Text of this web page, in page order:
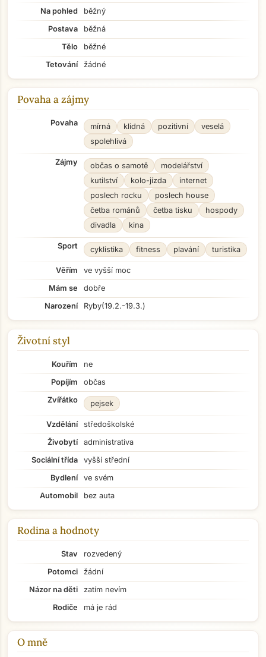
Přejít na hlavní obsah
Na pohled
běžný
Postava
běžná
Tělo
běžné
Tetování
žádné
Povaha a zájmy
Povaha mírná klidná pozitivní
veselá
spolehlivá
Zájmy občas o samotě
modelářství
kutilství
kolo-jízda
internet
poslech rocku
poslech house
četba románů
četba tisku
hospody
divadla
kina
Sport cyklistika fitness plavání turistika
Věřím
ve vyšší moc
Mám se
dobře
Narození
Ryby(19.2.-19.3.)
Životní styl
Kouřím
ne
Popíjím
občas
Zvířátko
pejsek
Vzdělání
středoškolské
Živobytí
administrativa
Sociální třída
vyšší střední
Bydlení
ve svém
Automobil
bez auta
Rodina a hodnoty
Stav
rozvedený
Potomci
žádní
Názor na děti
zatím nevím
Rodiče
má je rád
O mně